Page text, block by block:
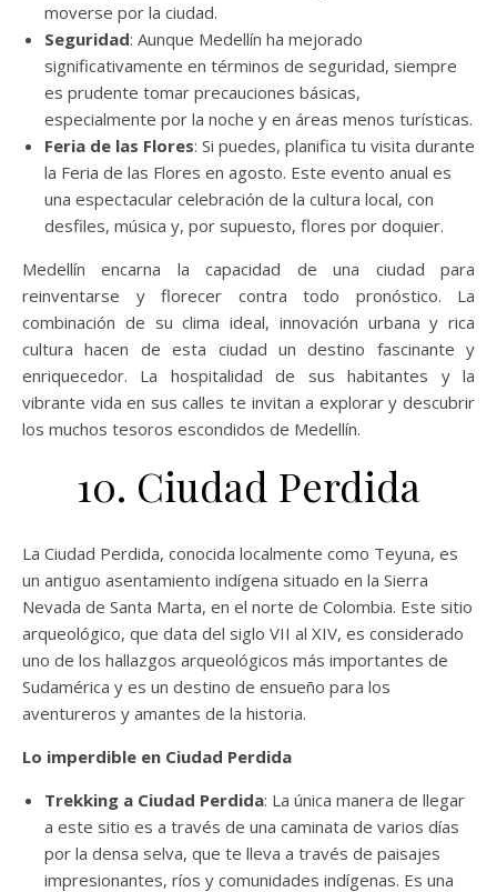
moverse por la ciudad.
Seguridad: Aunque Medellín ha mejorado
significativamente en términos de seguridad, siempre
es prudente tomar precauciones básicas,
especialmente por la noche y en áreas menos turísticas.
Feria de las Flores: Si puedes, planifica tu visita durante
la Feria de las Flores en agosto. Este evento anual es
una espectacular celebración de la cultura local, con
desfiles, música y, por supuesto, flores por doquier.
Medellín encarna la capacidad de una ciudad para
reinventarse y florecer contra todo pronóstico. La
combinación de su clima ideal, innovación urbana y rica
cultura hacen de esta ciudad un destino fascinante y
enriquecedor. La hospitalidad de sus habitantes y la
vibrante vida en sus calles te invitan a explorar y descubrir
los muchos tesoros escondidos de Medellín.
10. Ciudad Perdida
La Ciudad Perdida, conocida localmente como Teyuna, es
un antiguo asentamiento indígena situado en la Sierra
Nevada de Santa Marta, en el norte de Colombia. Este sitio
arqueológico, que data del siglo VII al XIV, es considerado
uno de los hallazgos arqueológicos más importantes de
Sudamérica y es un destino de ensueño para los
aventureros y amantes de la historia.
Lo imperdible en Ciudad Perdida
Trekking a Ciudad Perdida: La única manera de llegar
a este sitio es a través de una caminata de varios días
por la densa selva, que te lleva a través de paisajes
impresionantes, ríos y comunidades indígenas. Es una